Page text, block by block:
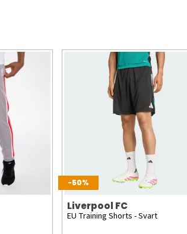
-50%
Liverpool FC
EU Training Shorts - Svart